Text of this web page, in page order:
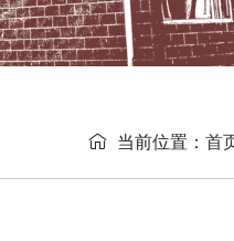
 当前位置： 首